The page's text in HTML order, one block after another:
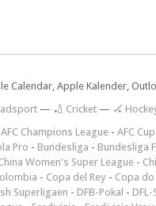
Apple Kalender,
— 🏏 Cricket — 🏑
AFC Champions League - AFC Cup
Pro - Bundesliga - Bundesliga
Women's Super League -
- Copa del Rey - Copa
Superligaen - DFB-Pokal -